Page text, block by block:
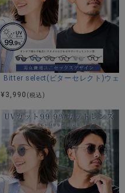
ンサングラス(調光・ブルーライ
Bitter select(ビターセレクト)ウェ
¥ 3,990 (税込)